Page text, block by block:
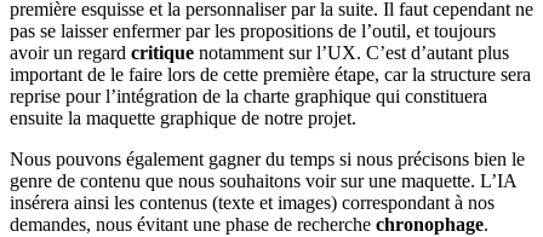
première esquisse et la personnaliser par la suite. Il faut cependant ne
pas se laisser enfermer par les propositions de l’outil, et toujours
avoir un regard critique notamment sur l’UX. C’est d’autant plus
important de le faire lors de cette première étape, car la structure sera
reprise pour l’intégration de la charte graphique qui constituera
ensuite la maquette graphique de notre projet.
Nous pouvons également gagner du temps si nous précisons bien le
genre de contenu que nous souhaitons voir sur une maquette. L’IA
insérera ainsi les contenus (texte et images) correspondant à nos
demandes, nous évitant une phase de recherche chronophage.